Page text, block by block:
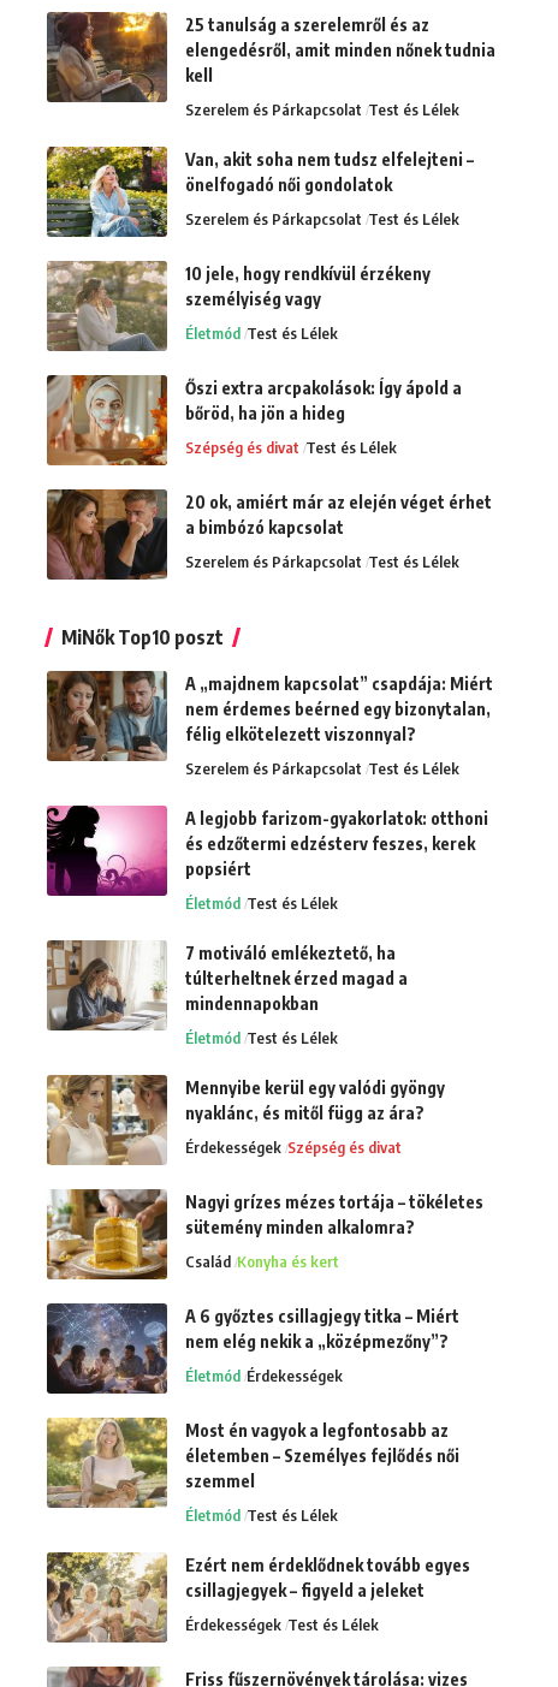
25 tanulság a szerelemről és az
elengedésről, amit minden nőnek tudnia
kell
Szerelem és Párkapcsolat Test és Lélek
Van, akit soha nem tudsz elfelejteni –
önelfogadó női gondolatok
Szerelem és Párkapcsolat Test és Lélek
10 jele, hogy rendkívül érzékeny
személyiség vagy
Életmód Test és Lélek
Őszi extra arcpakolások: Így ápold a
bőröd, ha jön a hideg
Szépség és divat Test és Lélek
20 ok, amiért már az elején véget érhet
a bimbózó kapcsolat
Szerelem és Párkapcsolat Test és Lélek
MiNők Top10 poszt
A „majdnem kapcsolat” csapdája: Miért
nem érdemes beérned egy bizonytalan,
félig elkötelezett viszonnyal?
Szerelem és Párkapcsolat Test és Lélek
A legjobb farizom-gyakorlatok: otthoni
és edzőtermi edzésterv feszes, kerek
popsiért
Életmód Test és Lélek
7 motiváló emlékeztető, ha
túlterheltnek érzed magad a
mindennapokban
Életmód Test és Lélek
Mennyibe kerül egy valódi gyöngy
nyaklánc, és mitől függ az ára?
Érdekességek Szépség és divat
Nagyi grízes mézes tortája – tökéletes
sütemény minden alkalomra?
Család Konyha és kert
A 6 győztes csillagjegy titka – Miért
nem elég nekik a „középmezőny”?
Életmód Érdekességek
Most én vagyok a legfontosabb az
életemben – Személyes fejlődés női
szemmel
Életmód Test és Lélek
Ezért nem érdeklődnek tovább egyes
csillagjegyek – figyeld a jeleket
Érdekességek Test és Lélek
Friss fűszernövények tárolása: vizes